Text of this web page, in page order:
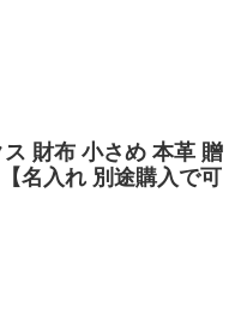
財布 小さめ 本革 贈
名入れ 別途購入で可